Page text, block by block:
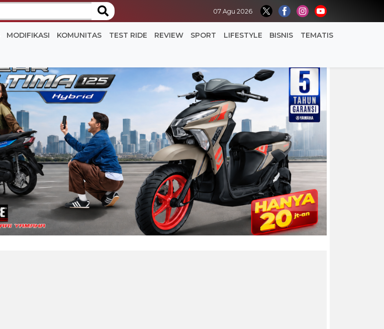
07 Agu 2026
MODIFIKASI KOMUNITAS TEST RIDE REVIEW SPORT LIFESTYLE BISNIS TEMATIS